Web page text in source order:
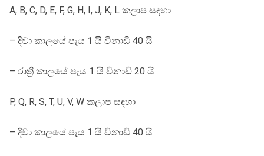
A, B, C, D, E, F, G, H, I, J, K, L කලාප සඳහා
– දිවා කාලයේ පැය 1 යි විනාඩි 40 යි
– රාත්‍රී කාලයේ පැය 1 යි විනාඩි 20 යි
P, Q, R, S, T, U, V, W කලාප සඳහා
– දිවා කාලයේ පැය 1 යි විනාඩි 40 යි